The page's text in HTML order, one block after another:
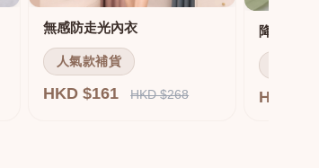
無感防走光內衣
人氣款補貨
HKD $161 HKD $268 HKD